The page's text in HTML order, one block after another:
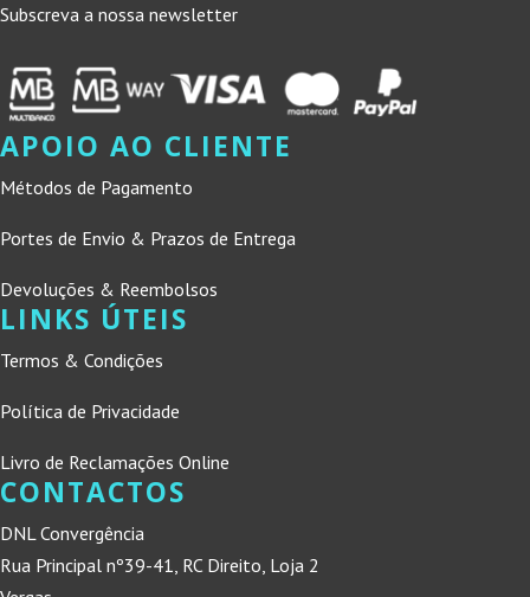
Subscreva a nossa newsletter
APOIO AO CLIENTE
Métodos de Pagamento
Portes de Envio & Prazos de Entrega
Devoluções & Reembolsos
LINKS ÚTEIS
Termos & Condições
Política de Privacidade
Livro de Reclamações Online
CONTACTOS
DNL Convergência
Rua Principal nº39-41, RC Direito, Loja 2